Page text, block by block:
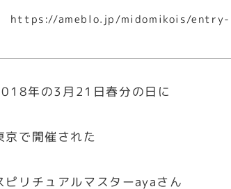
https://ameblo.jp/midomikois/entry-
年の3月21日春分の日に
京で開催された
ピリチュアルマスターayaさん